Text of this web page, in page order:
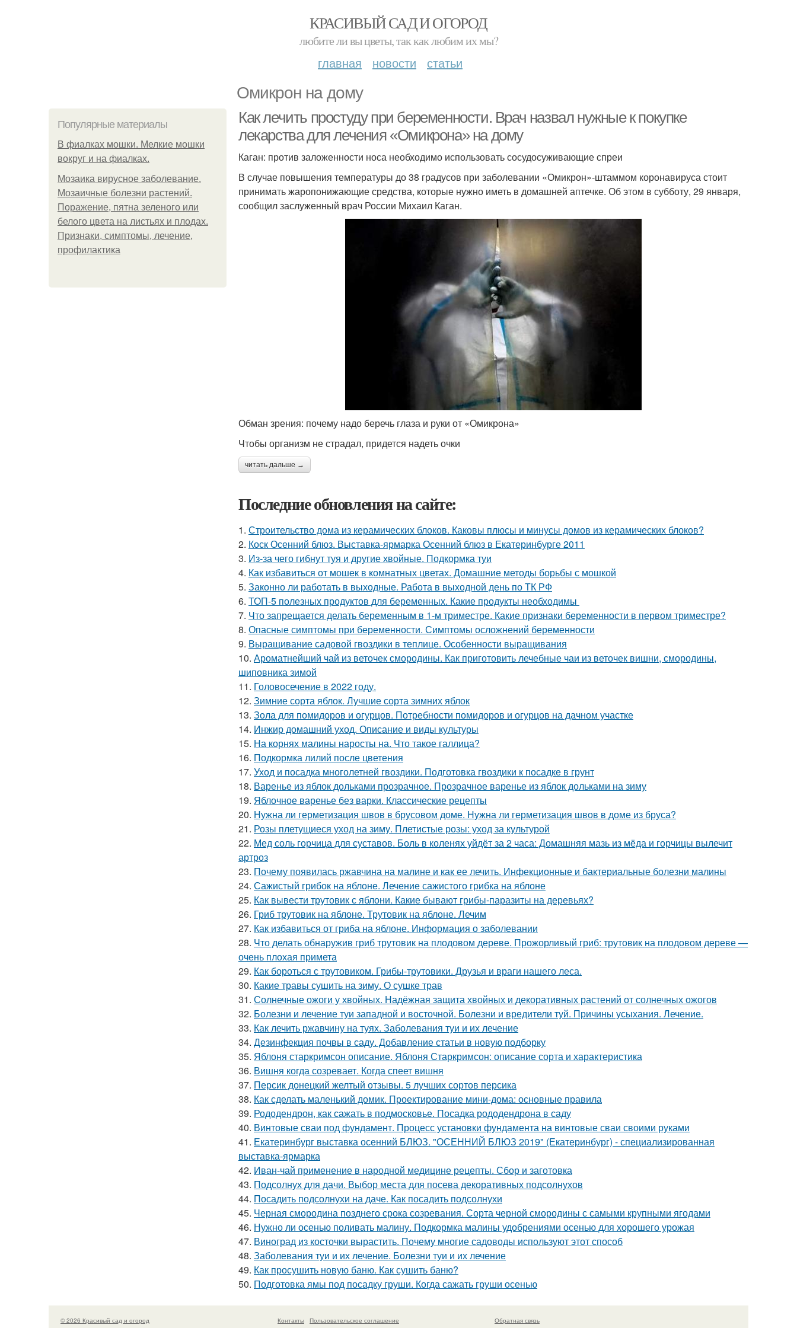
КРАСИВЫЙ САД И ОГОРОД
любите ли вы цветы, так как любим их мы?
главная новости статьи
Омикрон на дому
Популярные материалы
В фиалках мошки. Мелкие мошки
вокруг и на фиалках.
Мозаика вирусное заболевание.
Мозаичные болезни растений.
Поражение, пятна зеленого или
белого цвета на листьях и плодах.
Признаки, симптомы, лечение,
профилактика
Как лечить простуду при беременности. Врач назвал нужные к покупке
лекарства для лечения «Омикрона» на дому
Каган: против заложенности носа необходимо использовать сосудосуживающие спреи
В случае повышения температуры до 38 градусов при заболевании «Омикрон»-штаммом коронавируса стоит
принимать жаропонижающие средства, которые нужно иметь в домашней аптечке. Об этом в субботу, 29 января,
сообщил заслуженный врач России Михаил Каган.
Обман зрения: почему надо беречь глаза и руки от «Омикрона»
Чтобы организм не страдал, придется надеть очки
читать дальше →
Последние обновления на сайте:
1. Строительство дома из керамических блоков. Каковы плюсы и минусы домов из керамических блоков?
2. Коск Осенний блюз. Выставка-ярмарка Осенний блюз в Екатеринбурге 2011
3. Из-за чего гибнут туя и другие хвойные. Подкормка туи
4. Как избавиться от мошек в комнатных цветах. Домашние методы борьбы с мошкой
5. Законно ли работать в выходные. Работа в выходной день по ТК РФ
6. ТОП-5 полезных продуктов для беременных. Какие продукты необходимы
7. Что запрещается делать беременным в 1-м триместре. Какие признаки беременности в первом триместре?
8. Опасные симптомы при беременности. Симптомы осложнений беременности
9. Выращивание садовой гвоздики в теплице. Особенности выращивания
10. Ароматнейший чай из веточек смородины. Как приготовить лечебные чаи из веточек вишни, смородины,
шиповника зимой
11. Головосечение в 2022 году.
12. Зимние сорта яблок. Лучшие сорта зимних яблок
13. Зола для помидоров и огурцов. Потребности помидоров и огурцов на дачном участке
14. Инжир домашний уход. Описание и виды культуры
15. На корнях малины наросты на. Что такое галлица?
16. Подкормка лилий после цветения
17. Уход и посадка многолетней гвоздики. Подготовка гвоздики к посадке в грунт
18. Варенье из яблок дольками прозрачное. Прозрачное варенье из яблок дольками на зиму
19. Яблочное варенье без варки. Классические рецепты
20. Нужна ли герметизация швов в брусовом доме. Нужна ли герметизация швов в доме из бруса?
21. Розы плетущиеся уход на зиму. Плетистые розы: уход за культурой
22. Мед соль горчица для суставов. Боль в коленях уйдёт за 2 часа: Домашняя мазь из мёда и горчицы вылечит
артроз
23. Почему появилась ржавчина на малине и как ее лечить. Инфекционные и бактериальные болезни малины
24. Сажистый грибок на яблоне. Лечение сажистого грибка на яблоне
25. Как вывести трутовик с яблони. Какие бывают грибы-паразиты на деревьях?
26. Гриб трутовик на яблоне. Трутовик на яблоне. Лечим
27. Как избавиться от гриба на яблоне. Информация о заболевании
28. Что делать обнаружив гриб трутовик на плодовом дереве. Прожорливый гриб: трутовик на плодовом дереве —
очень плохая примета
29. Как бороться с трутовиком. Грибы-трутовики. Друзья и враги нашего леса.
30. Какие травы сушить на зиму. О сушке трав
31. Солнечные ожоги у хвойных. Надёжная защита хвойных и декоративных растений от солнечных ожогов
32. Болезни и лечение туи западной и восточной. Болезни и вредители туй. Причины усыхания. Лечение.
33. Как лечить ржавчину на туях. Заболевания туи и их лечение
34. Дезинфекция почвы в саду. Добавление статьи в новую подборку
35. Яблоня старкримсон описание. Яблоня Старкримсон: описание сорта и характеристика
36. Вишня когда созревает. Когда спеет вишня
37. Персик донецкий желтый отзывы. 5 лучших сортов персика
38. Как сделать маленький домик. Проектирование мини-дома: основные правила
39. Рододендрон, как сажать в подмосковье. Посадка рододендрона в саду
40. Винтовые сваи под фундамент. Процесс установки фундамента на винтовые сваи своими руками
41. Екатеринбург выставка осенний БЛЮЗ. "ОСЕННИЙ БЛЮЗ 2019" (Екатеринбург) - специализированная
выставка-ярмарка
42. Иван-чай применение в народной медицине рецепты. Сбор и заготовка
43. Подсолнух для дачи. Выбор места для посева декоративных подсолнухов
44. Посадить подсолнухи на даче. Как посадить подсолнухи
45. Черная смородина позднего срока созревания. Сорта черной смородины с самыми крупными ягодами
46. Нужно ли осенью поливать малину. Подкормка малины удобрениями осенью для хорошего урожая
47. Виноград из косточки вырастить. Почему многие садоводы используют этот способ
48. Заболевания туи и их лечение. Болезни туи и их лечение
49. Как просушить новую баню. Как сушить баню?
50. Подготовка ямы под посадку груши. Когда сажать груши осенью
© 2026 Красивый сад и огород Контакты Пользовательское соглашение Обратная связь